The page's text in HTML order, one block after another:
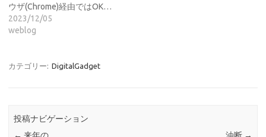
ウザ(Chrome)経由ではOK…
2023/12/05
weblog
カテゴリー: DigitalGadget
投稿ナビゲーション